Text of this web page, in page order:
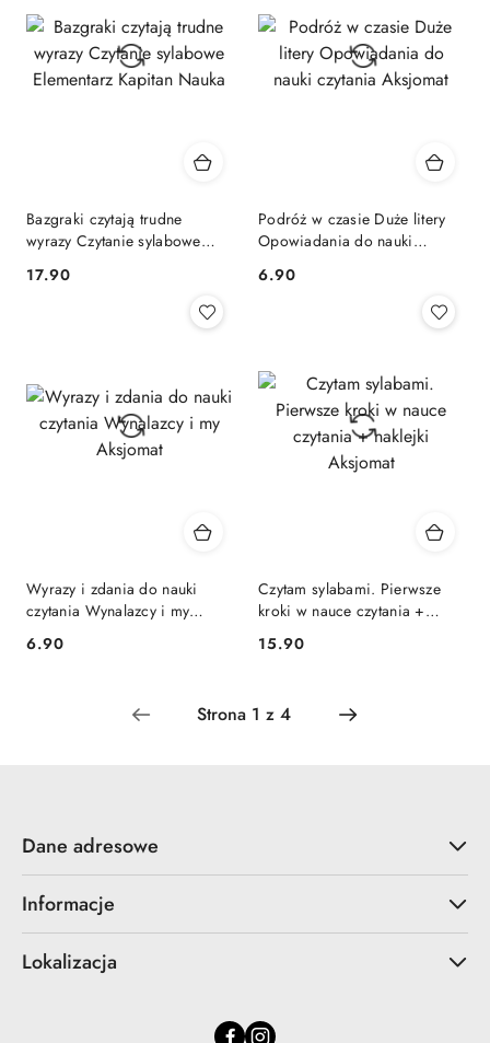
Bazgraki czytają trudne
wyrazy Czytanie sylabowe
Cena:
17.90
Podróż w czasie Duże litery
Opowiadania do nauki
Cena:
6.90
Wyrazy i zdania do nauki
czytania Wynalazcy i my
Cena:
6.90
Czytam sylabami. Pierwsze
kroki w nauce czytania +
Cena:
15.90
Dane adresowe
Informacje
Lokalizacja